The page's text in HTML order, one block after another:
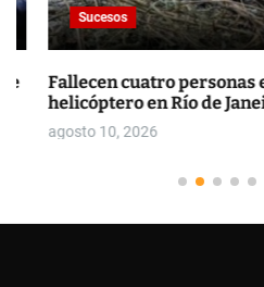
Sucesos
Fallecen cuatro personas en
helicóptero en Río de Janeiro
agosto 10, 2026